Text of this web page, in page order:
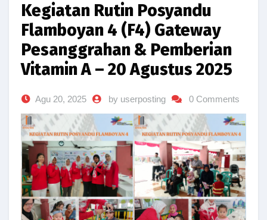
Kegiatan Rutin Posyandu
Flamboyan 4 (F4) Gateway
Pesanggrahan & Pemberian
Vitamin A – 20 Agustus 2025
Agu 20, 2025 by userposting 0 Comments